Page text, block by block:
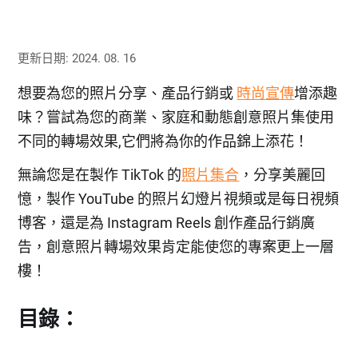
更新日期: 2024. 08. 16
想要為您的照片分享、產品行銷或 時尚宣傳增添趣
味？嘗試為您的商業、家庭和動態創意照片集使用
不同的轉場效果,它們將為你的作品錦上添花！
無論您是在製作 TikTok 的照片集合 ，分享美麗回
憶，製作 YouTube 的照片幻燈片視頻或是每日視頻
博客，還是為 Instagram Reels 創作產品行銷廣
告，創意照片轉場效果肯定能使您的專案更上一層
樓！
目錄：